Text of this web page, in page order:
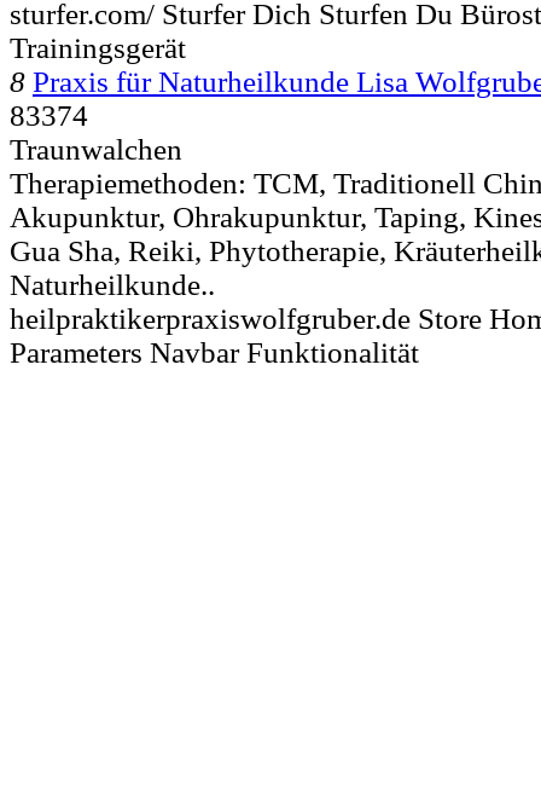
sturfer.com/ Sturfer Dich Sturfen Du
Trainingsgerät
8 Praxis für Naturheilkunde Lisa
83374
Traunwalchen
Therapiemethoden: TCM, Traditionell
Akupunktur, Ohrakupunktur, Taping,
Gua Sha, Reiki, Phytotherapie,
Naturheilkunde..
heilpraktikerpraxiswolfgruber.de Store
Parameters Navbar Funktionalität